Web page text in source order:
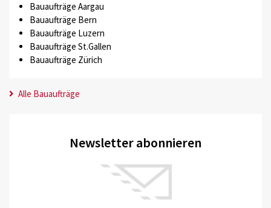
Bauaufträge Aargau
Bauaufträge Bern
Bauaufträge Luzern
Bauaufträge St.Gallen
Bauaufträge Zürich
Alle Bauaufträge
Newsletter abonnieren